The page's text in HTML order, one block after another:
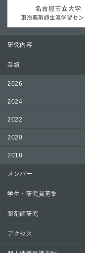
研究内容
業績
2026
2024
2022
2020
2018
メンバー
学生・研究員募集
薬剤師研究
アクセス